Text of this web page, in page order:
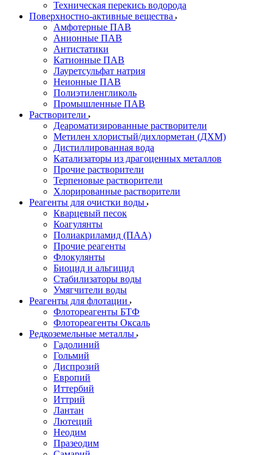
Техническая перекись водорода
Поверхностно-активные вещества
Амфотерные ПАВ
Анионные ПАВ
Антистатики
Катионные ПАВ
Лауретсульфат натрия
Неионные ПАВ
Полиэтиленгликоль
Промышленные ПАВ
Растворители
Деароматизированные растворители
Метилен хлористый/дихлорметан (ДХМ)
Дистиллированная вода
Катализаторы из драгоценных металлов
Прочие растворители
Терпеновые растворители
Хлорированные растворители
Реагенты для очистки воды
Кварцевый песок
Коагулянты
Полиакриламид (ПАА)
Прочие реагенты
Флокулянты
Биоцид и альгицид
Стабилизаторы воды
Умягчители воды
Реагенты для флотации
Флотореагенты БТФ
Флотореагенты Оксаль
Редкоземельные металлы
Гадолиний
Гольмий
Диспрозий
Европий
Иттербий
Иттрий
Лантан
Лютеций
Неодим
Празеодим